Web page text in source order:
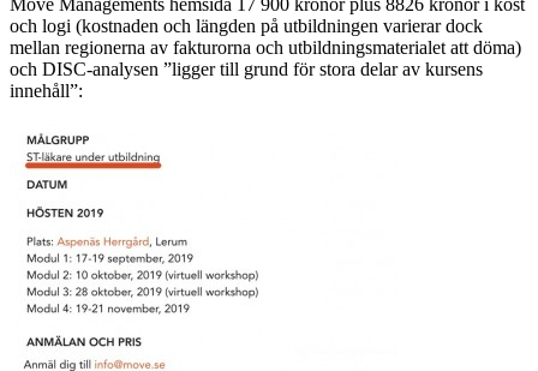
och logi (kostnaden och längden på utbildningen varierar dock
mellan regionerna av fakturorna och utbildningsmaterialet att döma)
och DISC-analysen ”ligger till grund för stora delar av kursens
innehåll”: